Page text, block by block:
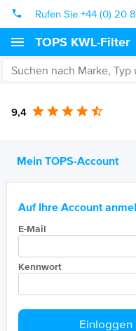
Rufen Sie +44 (0) 20
TOPS KWL-Filter
9,4
Mein TOPS-Account
Auf Ihre Account
E-Mail
Kennwort
Einloggen